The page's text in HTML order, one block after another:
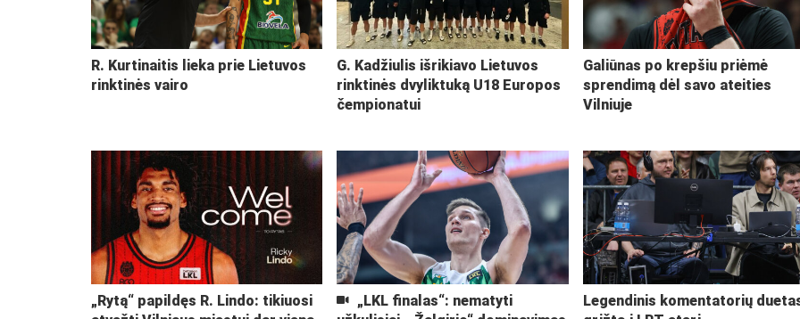
R. Kurtinaitis lieka prie Lietuvos
rinktinės vairo
G. Kadžiulis išrikiavo Lietuvos
rinktinės dvyliktuką U18 Europos
čempionatui
Galiūnas po krepšiu priėmė
sprendimą dėl savo ateities
Vilniuje
„Rytą“ papildęs R. Lindo: tikiuosi
„LKL finalas“: nematyti
Legendinis komentatorių